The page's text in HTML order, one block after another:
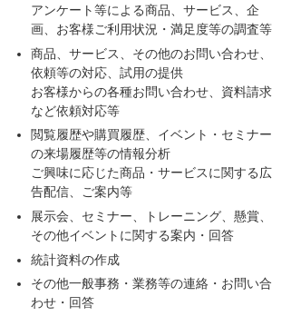
アンケート等による商品、サービス、企
画、お客様ご利用状況・満足度等の調査等
商品、サービス、その他のお問い合わせ、
依頼等の対応、試用の提供
お客様からの各種お問い合わせ、資料請求
など依頼対応等
閲覧履歴や購買履歴、イベント・セミナー
の来場履歴等の情報分析
ご興味に応じた商品・サービスに関する広
告配信、ご案内等
展示会、セミナー、トレーニング、懸賞、
その他イベントに関する案内・回答
統計資料の作成
その他一般事務・業務等の連絡・お問い合
わせ・回答